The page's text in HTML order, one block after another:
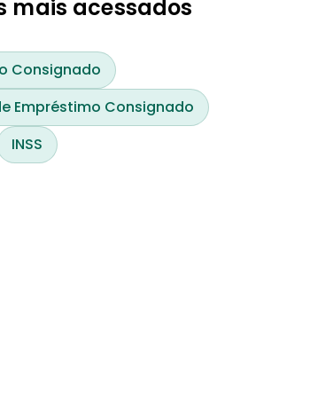
mais acessados
Consignado
Empréstimo Consignado
INSS